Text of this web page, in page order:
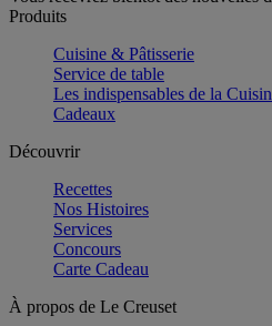
Produits
Cuisine & Pâtisserie
Service de table
Les indispensables de la
Cadeaux
Découvrir
Recettes
Nos Histoires
Services
Concours
Carte Cadeau
À propos de Le Creuset